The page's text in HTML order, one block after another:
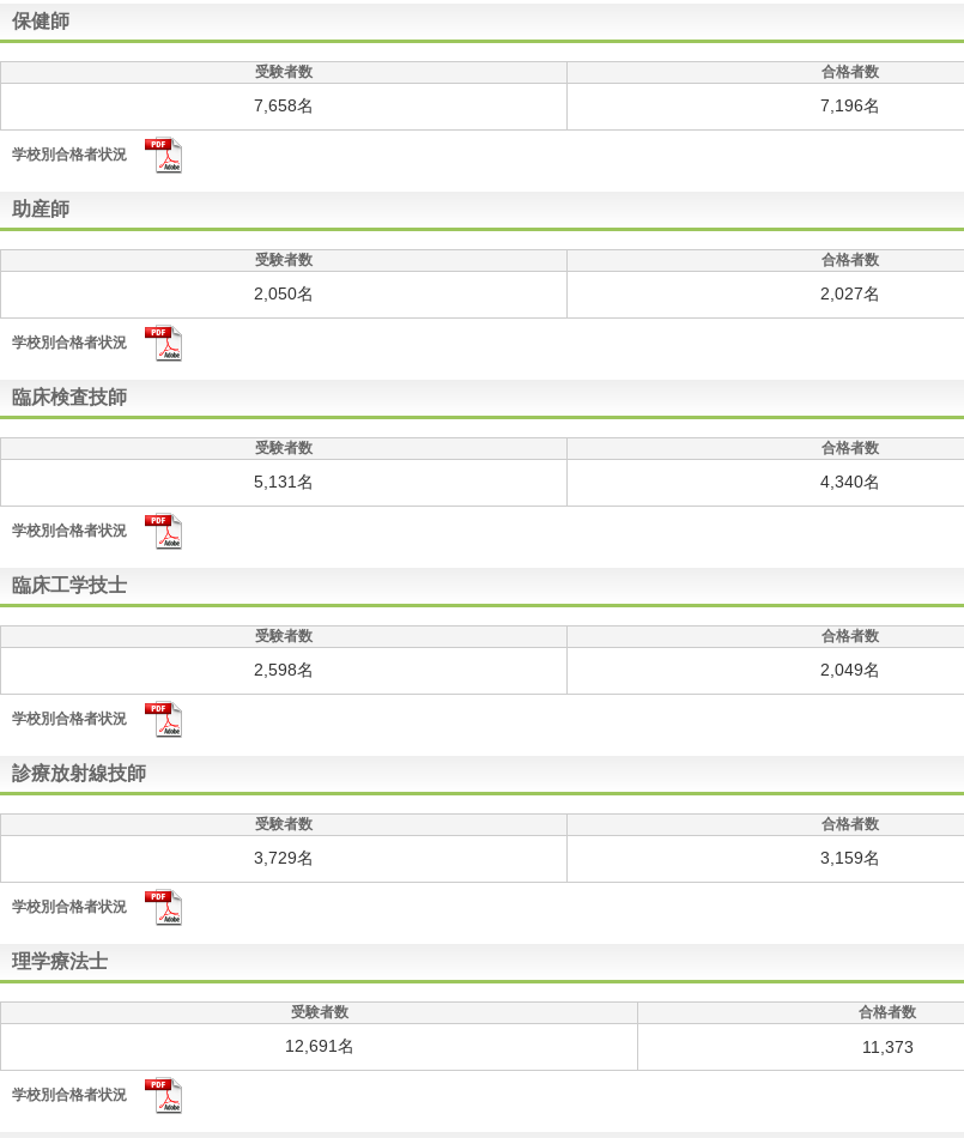
保健師
受験者数 合格者数
7,658名 7,196名
学校別合格者状況
助産師
受験者数 合格者数
2,050名 2,027名
学校別合格者状況
臨床検査技師
受験者数 合格者数
5,131名 4,340名
学校別合格者状況
臨床工学技士
受験者数 合格者数
2,598名 2,049名
学校別合格者状況
診療放射線技師
受験者数 合格者数
3,729名 3,159名
学校別合格者状況
理学療法士
受験者数 合格者数
12,691名 11,373
学校別合格者状況